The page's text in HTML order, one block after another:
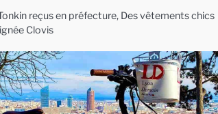
reçus en préfecture, Des vêtements chics
Clovis